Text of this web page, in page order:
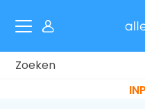
Laat je cadeaus